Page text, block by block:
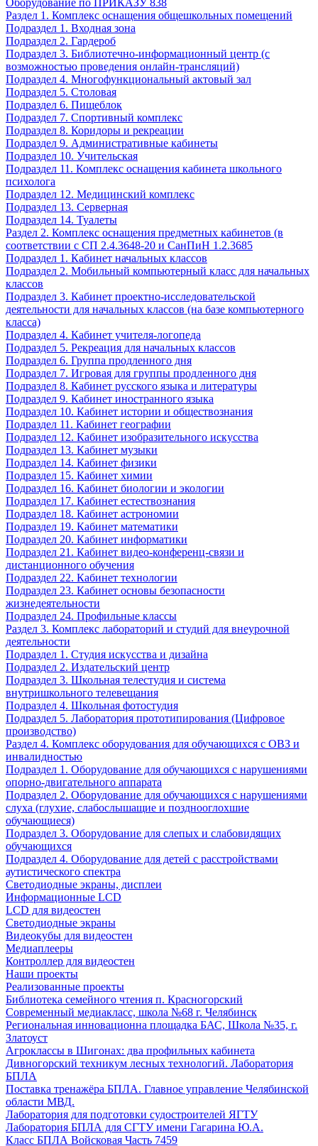
Оборудование по ПРИКАЗУ 838
Раздел 1. Комплекс оснащения общешкольных помещений
Подраздел 1. Входная зона
Подраздел 2. Гардероб
Подраздел 3. Библиотечно-информационный центр (с
возможностью проведения онлайн-трансляций)
Подраздел 4. Многофункциональный актовый зал
Подраздел 5. Столовая
Подраздел 6. Пищеблок
Подраздел 7. Спортивный комплекс
Подраздел 8. Коридоры и рекреации
Подраздел 9. Административные кабинеты
Подраздел 10. Учительская
Подраздел 11. Комплекс оснащения кабинета школьного
психолога
Подраздел 12. Медицинский комплекс
Подраздел 13. Серверная
Подраздел 14. Туалеты
Раздел 2. Комплекс оснащения предметных кабинетов (в
соответствии с СП 2.4.3648-20 и СанПиН 1.2.3685
Подраздел 1. Кабинет начальных классов
Подраздел 2. Мобильный компьютерный класс для начальных
классов
Подраздел 3. Кабинет проектно-исследовательской
деятельности для начальных классов (на базе компьютерного
класса)
Подраздел 4. Кабинет учителя-логопеда
Подраздел 5. Рекреация для начальных классов
Подраздел 6. Группа продленного дня
Подраздел 7. Игровая для группы продленного дня
Подраздел 8. Кабинет русского языка и литературы
Подраздел 9. Кабинет иностранного языка
Подраздел 10. Кабинет истории и обществознания
Подраздел 11. Кабинет географии
Подраздел 12. Кабинет изобразительного искусства
Подраздел 13. Кабинет музыки
Подраздел 14. Кабинет физики
Подраздел 15. Кабинет химии
Подраздел 16. Кабинет биологии и экологии
Подраздел 17. Кабинет естествознания
Подраздел 18. Кабинет астрономии
Подраздел 19. Кабинет математики
Подраздел 20. Кабинет информатики
Подраздел 21. Кабинет видео-конференц-связи и
дистанционного обучения
Подраздел 22. Кабинет технологии
Подраздел 23. Кабинет основы безопасности
жизнедеятельности
Подраздел 24. Профильные классы
Раздел 3. Комплекс лабораторий и студий для внеурочной
деятельности
Подраздел 1. Студия искусства и дизайна
Подраздел 2. Издательский центр
Подраздел 3. Школьная телестудия и система
внутришкольного телевещания
Подраздел 4. Школьная фотостудия
Подраздел 5. Лаборатория прототипирования (Цифровое
производство)
Раздел 4. Комплекс оборудования для обучающихся с ОВЗ и
инвалидностью
Подраздел 1. Оборудование для обучающихся с нарушениями
опорно-двигательного аппарата
Подраздел 2. Оборудование для обучающихся с нарушениями
слуха (глухие, слабослышащие и позднооглохшие
обучающиеся)
Подраздел 3. Оборудование для слепых и слабовидящих
обучающихся
Подраздел 4. Оборудование для детей с расстройствами
аутистического спектра
Светодиодные экраны, дисплеи
Информационные LCD
LCD для видеостен
Светодиодные экраны
Видеокубы для видеостен
Медиаплееры
Контроллер для видеостен
Наши проекты
Реализованные проекты
Библиотека семейного чтения п. Красногорский
Современный медиакласс, школа №68 г. Челябинск
Региональная инновационна площадка БАС, Школа №35, г.
Златоуст
Агроклассы в Шигонах: два профильных кабинета
Дивногорский техникум лесных технологий. Лаборатория
БПЛА
Поставка тренажёра БПЛА. Главное управление Челябинской
области МВД.
Лаборатория для подготовки судостроителей ЯГТУ
Лаборатория БПЛА для СГТУ имени Гагарина Ю.А.
Класс БПЛА Войсковая Часть 7459